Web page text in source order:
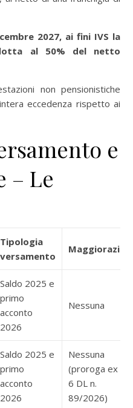
2027, ai fini IVS la
al 50% del netto
non pensionistiche
eccedenza rispetto ai
e
– Le
Tipologia
versamento
Saldo 2025 e
primo
acconto
2026
Nessuna
Saldo 2025 e
primo
acconto
2026
Nessuna
(proroga ex
6 DL n.
89/2026)